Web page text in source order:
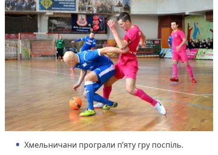
Хмельничани програли п’яту гру поспіль.